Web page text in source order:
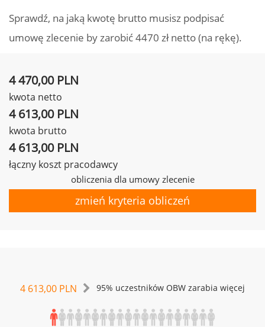
Sprawdź, na jaką kwotę brutto musisz podpisać
umowę zlecenie by zarobić 4470 zł netto (na rękę).
4 470,00 PLN
kwota netto
4 613,00 PLN
kwota brutto
4 613,00 PLN
łączny koszt pracodawcy
obliczenia dla umowy zlecenie
zmień kryteria obliczeń
4 613,00 PLN 95% uczestników OBW zarabia więcej